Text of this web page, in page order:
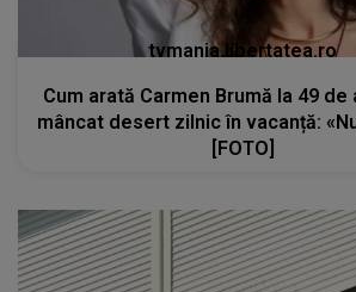
tvmania.libertatea.ro
Cum arată Carmen Brumă la 49 de
mâncat desert zilnic în vacanță:
[FOTO]